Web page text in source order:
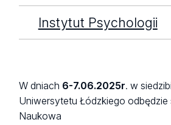
Instytut Psychologii
W dniach 6-7.06.2025r. w
Uniwersytetu Łódzkiego odbędzie
Naukowa